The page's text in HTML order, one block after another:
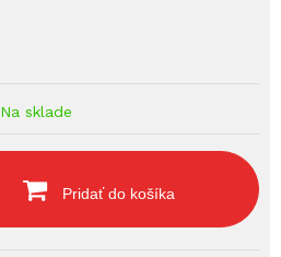
Na sklade
Pridať do košíka